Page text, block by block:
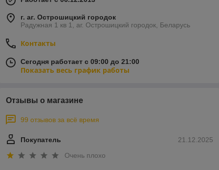
г. аг. Острошицкий городок
Радужная 1 кв 1, аг. Острошицкий городок, Беларусь
Контакты
Сегодня работает с 09:00 до 21:00
Показать весь график работы
Отзывы о магазине
99 отзывов за всё время
21.12.2025
Покупатель
Очень плохо